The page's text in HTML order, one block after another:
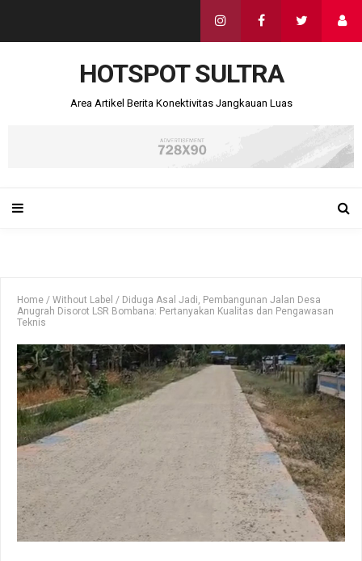
HOTSPOT SULTRA
Area Artikel Berita Konektivitas Jangkauan Luas
Home / Without Label / Diduga Asal Jadi, Pembangunan Jalan Desa
Anugrah Disorot LSR Bombana: Pertanyakan Kualitas dan Pengawasan
Teknis